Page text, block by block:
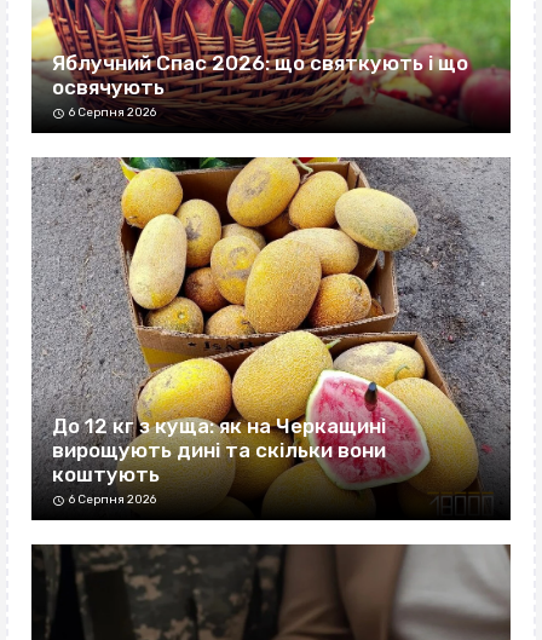
Яблучний Спас 2026: що святкують і що
освячують
6 Серпня 2026
До 12 кг з куща: як на Черкащині
вирощують дині та скільки вони
коштують
6 Серпня 2026